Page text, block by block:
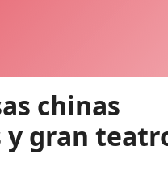
chinas
y gran